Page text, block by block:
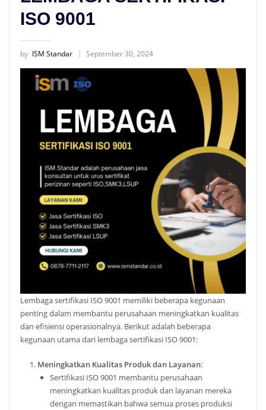
ISO 9001
by ISM Standar September 30, 2024
Lembaga sertifikasi ISO 9001 memiliki beberapa kegunaan
penting dalam membantu perusahaan meningkatkan kualitas
dan efisiensi operasionalnya. Berikut adalah beberapa
kegunaan utama dari lembaga sertifikasi ISO 9001:
Meningkatkan Kualitas Produk dan Layanan:
Sertifikasi ISO 9001 membantu perusahaan
meningkatkan kualitas produk dan layanan mereka
dengan memastikan bahwa semua proses produksi